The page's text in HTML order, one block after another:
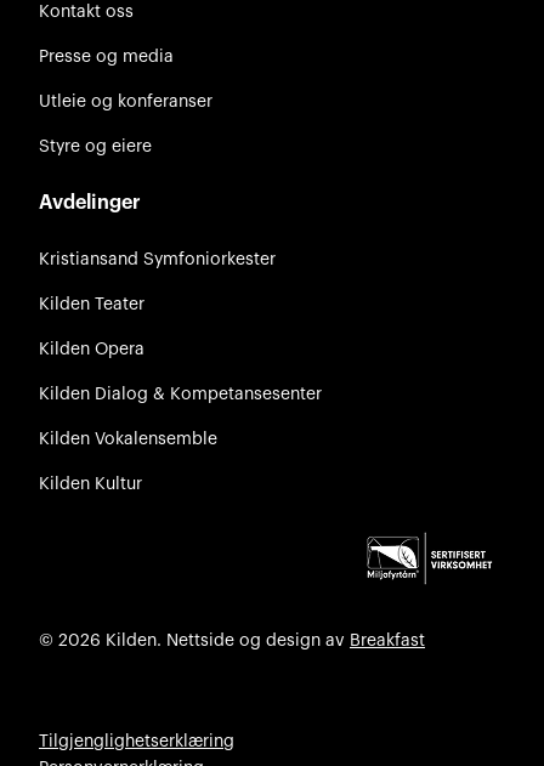
Kontakt oss
Presse og media
Utleie og konferanser
Styre og eiere
Avdelinger
Kristiansand Symfoniorkester
Kilden Teater
Kilden Opera
Kilden Dialog & Kompetansesenter
Kilden Vokalensemble
Kilden Kultur
© 2026 Kilden. Nettside og design av Breakfast
Tilgjenglighetserklæring